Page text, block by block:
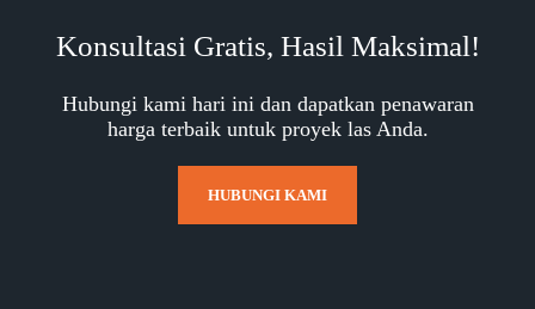
Konsultasi Gratis, Hasil Maksimal!
Hubungi kami hari ini dan dapatkan penawaran
harga terbaik untuk proyek las Anda.
HUBUNGI KAMI